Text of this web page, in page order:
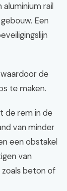
rail
Een
de
te maken.
de rem in de
van minder
een obstakel
van
beton of